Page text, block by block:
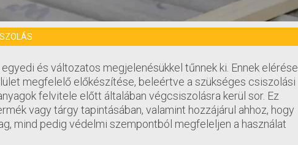
és változatos megjelenésükkel tűnnek ki. Ennek elérése
megfelelő előkészítése, beleértve a szükséges csiszolási
felvitele előtt általában végcsiszolásra kerül sor. Ez
vagy tárgy tapintásában, valamint hozzájárul ahhoz, hogy
mind pedig védelmi szempontból megfeleljen a használat